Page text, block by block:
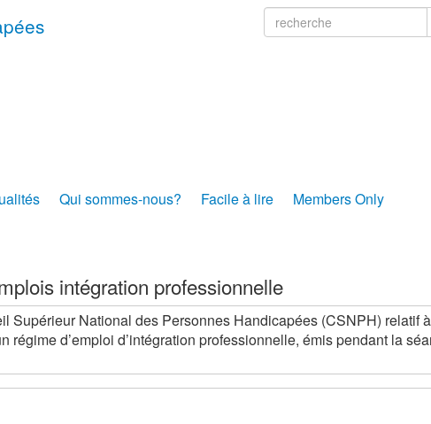
recherche
Qui sommes-nous? Facile à lire Members Only
intégration professionnelle
Supérieur National des Personnes Handicapées (CSNPH) relatif
régime d’emploi d’intégration professionnelle, émis pendant la